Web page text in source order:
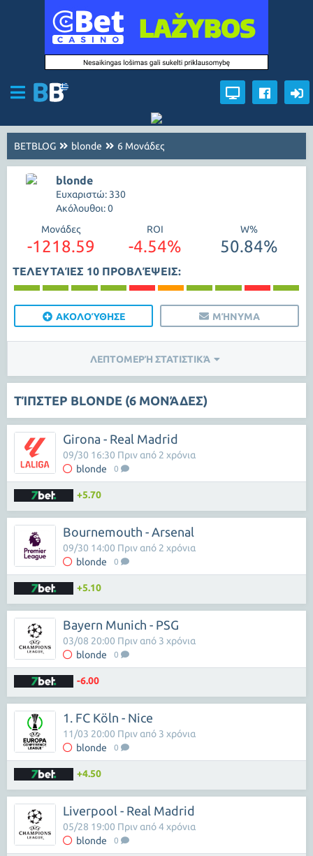
BETBLOG blonde 6 Μονάδες
blonde
Ευχαριστώ: 330
Ακόλουθοι: 0
Μονάδες
-1218.59
ROI
-4.54%
W%
50.84%
ΤΕΛΕΥΤΑΊΕΣ 10 ΠΡΟΒΛΈΨΕΙΣ:
ΑΚΟΛΟΎΘΗΣΕ ΜΉΝΥΜΑ
ΛΕΠΤΟΜΕΡΉ ΣΤΑΤΙΣΤΙΚΆ
ΤΊΠΣΤΕΡ BLONDE (6 ΜΟΝΆΔΕΣ)
Girona - Real Madrid
blonde 0
09/30 16:30 Πριν από 2 χρόνια
+5.70
Bournemouth - Arsenal
blonde 0
09/30 14:00 Πριν από 2 χρόνια
+5.10
Bayern Munich - PSG
blonde 0
03/08 20:00 Πριν από 3 χρόνια
-6.00
1. FC Köln - Nice
blonde 0
11/03 20:00 Πριν από 3 χρόνια
+4.50
Liverpool - Real Madrid
blonde 0
05/28 19:00 Πριν από 4 χρόνια